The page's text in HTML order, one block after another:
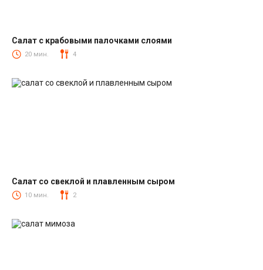
Салаты с крабовыми палочками
Салат с крабовыми палочками слоями
20 мин. 4
Салаты со свеклой
Салат со свеклой и плавленным сыром
10 мин. 2